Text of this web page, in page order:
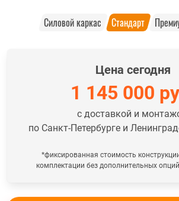
Силовой каркас Стандарт
Цена сегодня
1 145 000
с доставкой и
по Санкт-Петербурге и
*фиксированная стоимость
комплектации без дополнительных